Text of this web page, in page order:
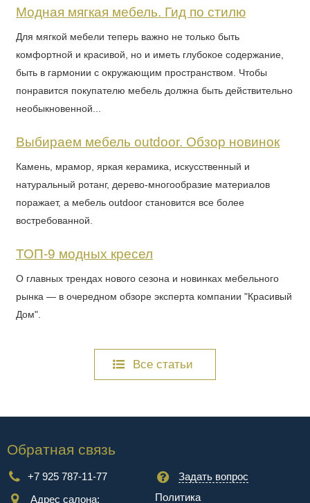
Модная мягкая мебель. Гид по стилю
Для мягкой мебели теперь важно не только быть
комфортной и красивой, но и иметь глубокое содержание,
быть в гармонии с окружающим пространством. Чтобы
понравится покупателю мебель должна быть действительно
необыкновенной...
Выбираем мебель outdoor. Обзор новинок
Камень, мрамор, яркая керамика, искусственный и
натуральный ротанг, дерево-многообразие материалов
поражает, а мебель outdoor становится все более
востребованной.
ТОП-9 модных кресел
О главных трендах нового сезона и новинках мебельного
рынка — в очередном обзоре эксперта компании "Красивый
Дом".
Все статьи
Обратная связь
+7 925 787-11-77
Задать вопрос
Адрес салона:
Политика